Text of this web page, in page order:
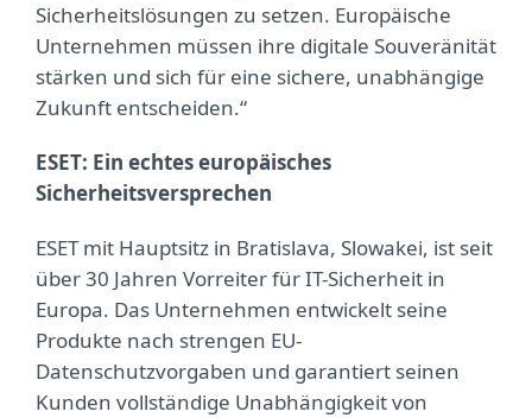
Sicherheitslösungen zu setzen. Europäische
Unternehmen müssen ihre digitale Souveränität
stärken und sich für eine sichere, unabhängige
Zukunft entscheiden.“
ESET: Ein echtes europäisches
Sicherheitsversprechen
ESET mit Hauptsitz in Bratislava, Slowakei, ist seit
über 30 Jahren Vorreiter für IT-Sicherheit in
Europa. Das Unternehmen entwickelt seine
Produkte nach strengen EU-
Datenschutzvorgaben und garantiert seinen
Kunden vollständige Unabhängigkeit von